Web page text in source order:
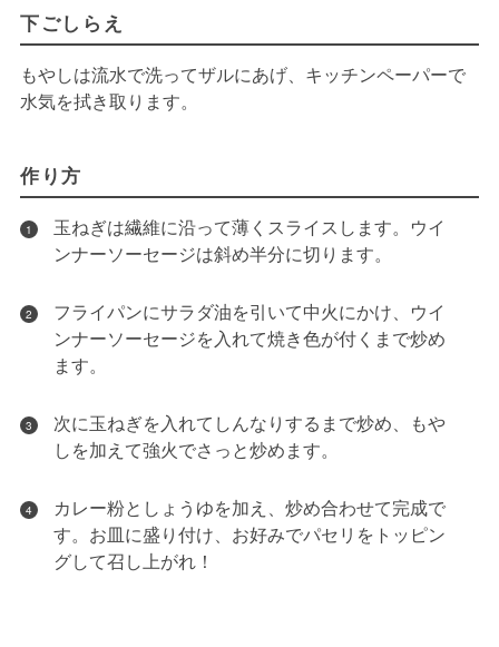
下ごしらえ
もやしは流水で洗ってザルにあげ、キッチンペーパーで
水気を拭き取ります。
作り方
1
玉ねぎは繊維に沿って薄くスライスします。ウイ
ンナーソーセージは斜め半分に切ります。
2
フライパンにサラダ油を引いて中火にかけ、ウイ
ンナーソーセージを入れて焼き色が付くまで炒め
ます。
3
次に玉ねぎを入れてしんなりするまで炒め、もや
しを加えて強火でさっと炒めます。
4
カレー粉としょうゆを加え、炒め合わせて完成で
す。お皿に盛り付け、お好みでパセリをトッピン
グして召し上がれ！